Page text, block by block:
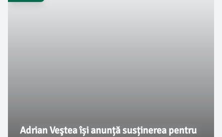
Adrian Veştea își anunță susținerea pentru